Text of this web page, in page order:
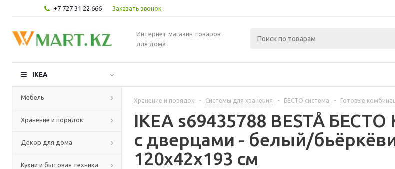
+7 727 31 22 666 Заказать звонок
Интернет магазин товаров
для дома
IKEA
Мебель
Хранение и порядок
Декор для дома
Кухни и бытовая техника
Хранение и порядок - Системы для хранения - БЕСТО система - Готовые
IKEA s69435788 BESTÅ
с дверцами - белый/
120x42x193 см